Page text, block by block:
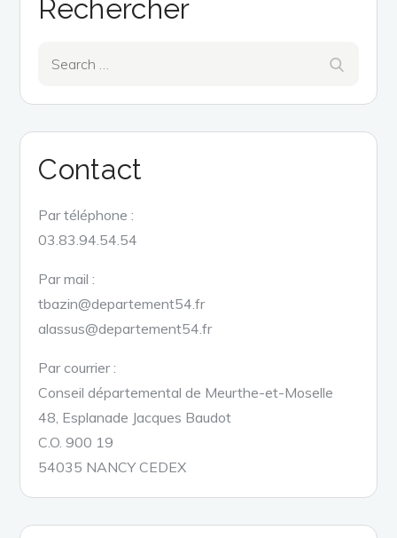
Rechercher
Contact
Par téléphone :
03.83.94.54.54
Par mail :
tbazin@departement54.fr
alassus@departement54.fr
Par courrier :
Conseil départemental de Meurthe-et-Moselle
48, Esplanade Jacques Baudot
C.O. 900 19
54035 NANCY CEDEX